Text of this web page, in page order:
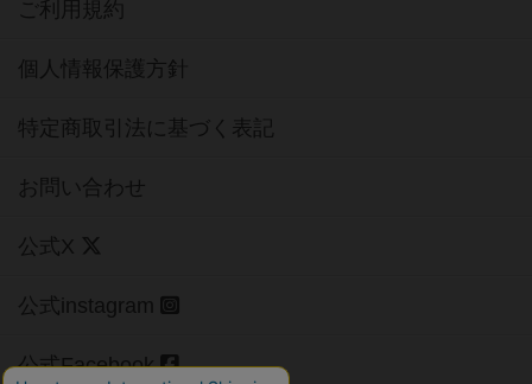
ご利用規約
個人情報保護方針
特定商取引法に基づく表記
お問い合わせ
公式X
公式instagram
公式Facebook